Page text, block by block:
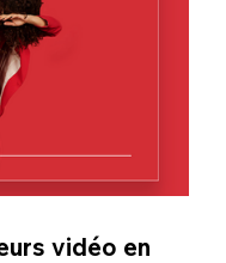
vidéo en